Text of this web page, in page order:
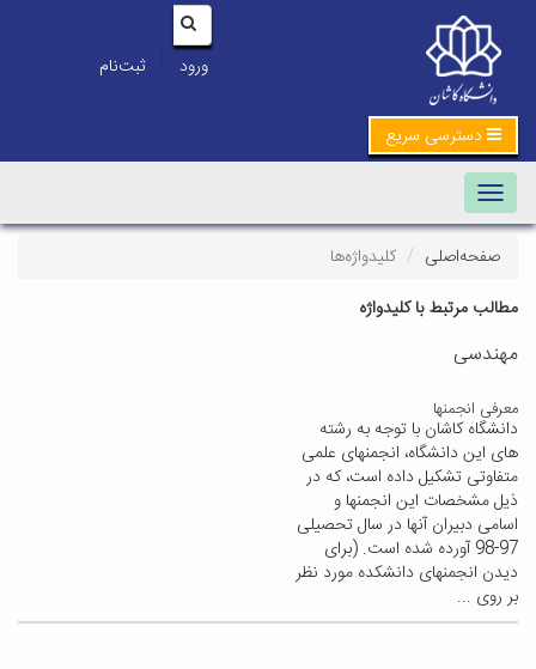
ورود | ثبت‌نام
دسترسی سریع
Toggle navigation
صفحه‌اصلی
کلیدواژه‌ها
مطالب مرتبط با کلیدواژه
مهندسی
معرفی انجمنها
دانشگاه کاشان با توجه به رشته
های این دانشگاه، انجمنهای علمی
متفاوتی تشکیل داده است، که در
ذیل مشخصات این انجمنها و
اسامی دبیران آنها در سال تحصیلی
97-98 آورده شده است. (برای
دیدن انجمنهای دانشکده مورد نظر
بر روی ...